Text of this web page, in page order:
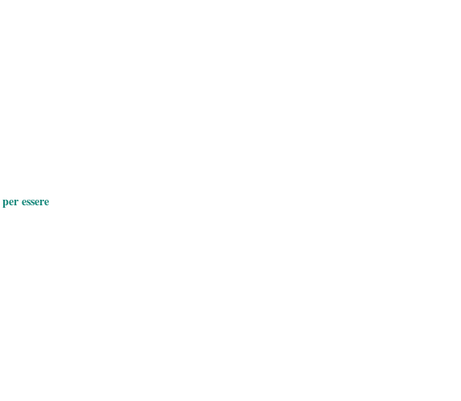
per essere